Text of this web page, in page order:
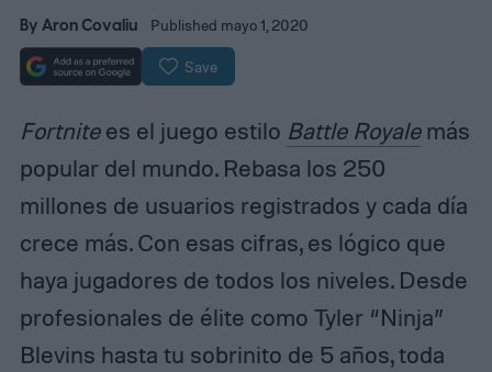
ByAron Covaliu Published mayo 1, 2020
Save
Fortnitees el juego estilo Battle Royalemás
popular del mundo. Rebasa los 250
millones de usuarios registrados y cada día
crece más. Con esas cifras, es lógico que
haya jugadores de todos los niveles. Desde
profesionales de élite como Tyler “Ninja”
Blevins hasta tu sobrinito de 5 años, toda